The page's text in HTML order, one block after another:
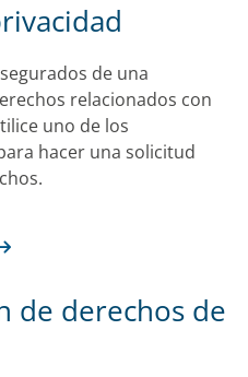
de una
relacionados con
uno de los
hacer una solicitud
de derechos de